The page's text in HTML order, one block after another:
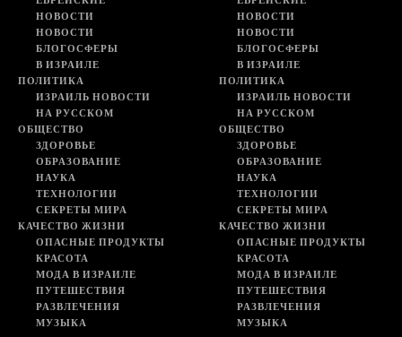
НОВОСТИ
НОВОСТИ
БЛОГОСФЕРЫ
В ИЗРАИЛЕ
ПОЛИТИКА
ИЗРАИЛЬ НОВОСТИ
НА РУССКОМ
ОБЩЕСТВО
ЗДОРОВЬЕ
ОБРАЗОВАНИЕ
НАУКА
ТЕХНОЛОГИИ
СЕКРЕТЫ МИРА
КАЧЕСТВО ЖИЗНИ
ОПАСНЫЕ ПРОДУКТЫ
КРАСОТА
МОДА В ИЗРАИЛЕ
ПУТЕШЕСТВИЯ
РАЗВЛЕЧЕНИЯ
МУЗЫКА
НОВОСТИ
НОВОСТИ
БЛОГОСФЕРЫ
В ИЗРАИЛЕ
ПОЛИТИКА
ИЗРАИЛЬ НОВОСТИ
НА РУССКОМ
ОБЩЕСТВО
ЗДОРОВЬЕ
ОБРАЗОВАНИЕ
НАУКА
ТЕХНОЛОГИИ
СЕКРЕТЫ МИРА
КАЧЕСТВО ЖИЗНИ
ОПАСНЫЕ ПРОДУКТЫ
КРАСОТА
МОДА В ИЗРАИЛЕ
ПУТЕШЕСТВИЯ
РАЗВЛЕЧЕНИЯ
МУЗЫКА